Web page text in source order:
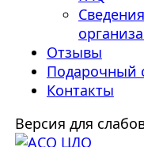
Отзывы
Подарочный
Контакты
Версия для